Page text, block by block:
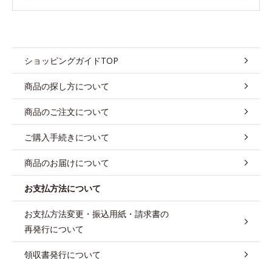
ショッピングガイドTOP
商品の探し方について
商品のご注文について
ご購入手続きについて
商品のお届けについて
お支払方法について
お支払方法変更・振込用紙・請求書の
再発行について
領収書発行について